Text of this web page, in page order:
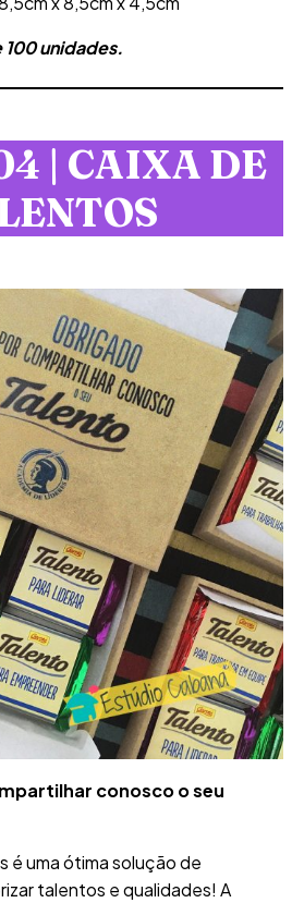
unidades.
| CAIXA DE
conosco o seu
é uma ótima solução de
talentos e qualidades! A